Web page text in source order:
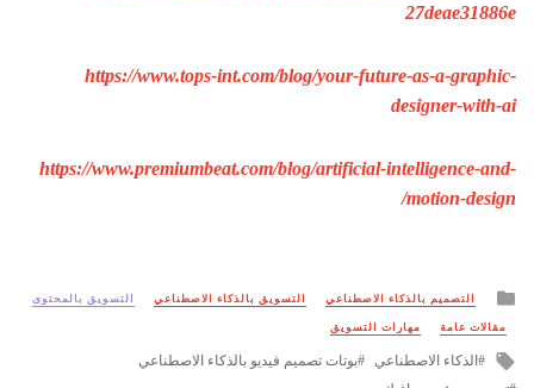
27deae31886e
https://www.tops-int.com/blog/your-future-as-a-graphic-
designer-with-ai
https://www.premiumbeat.com/blog/artificial-intelligence-and-
motion-design/
Posted
in
التصميم بالذكاء الاصطناعي التسويق بالذكاء الاصطناعي التسويق بالمحتوى
مقالات عامة مهارات التسويق
Tagged
الذكاء الاصطناعي
بوتات تصميم فيديو بالذكاء الاصطناعي